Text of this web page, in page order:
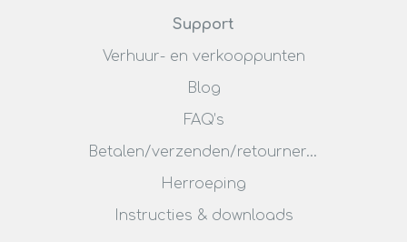
Support
Verhuur- en verkooppunten
Blog
FAQ’s
Betalen/verzenden/retourneren
Herroeping
Instructies & downloads